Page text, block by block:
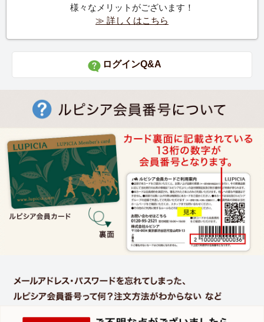
様々なメリットがございます！
≫ 詳しくはこちら